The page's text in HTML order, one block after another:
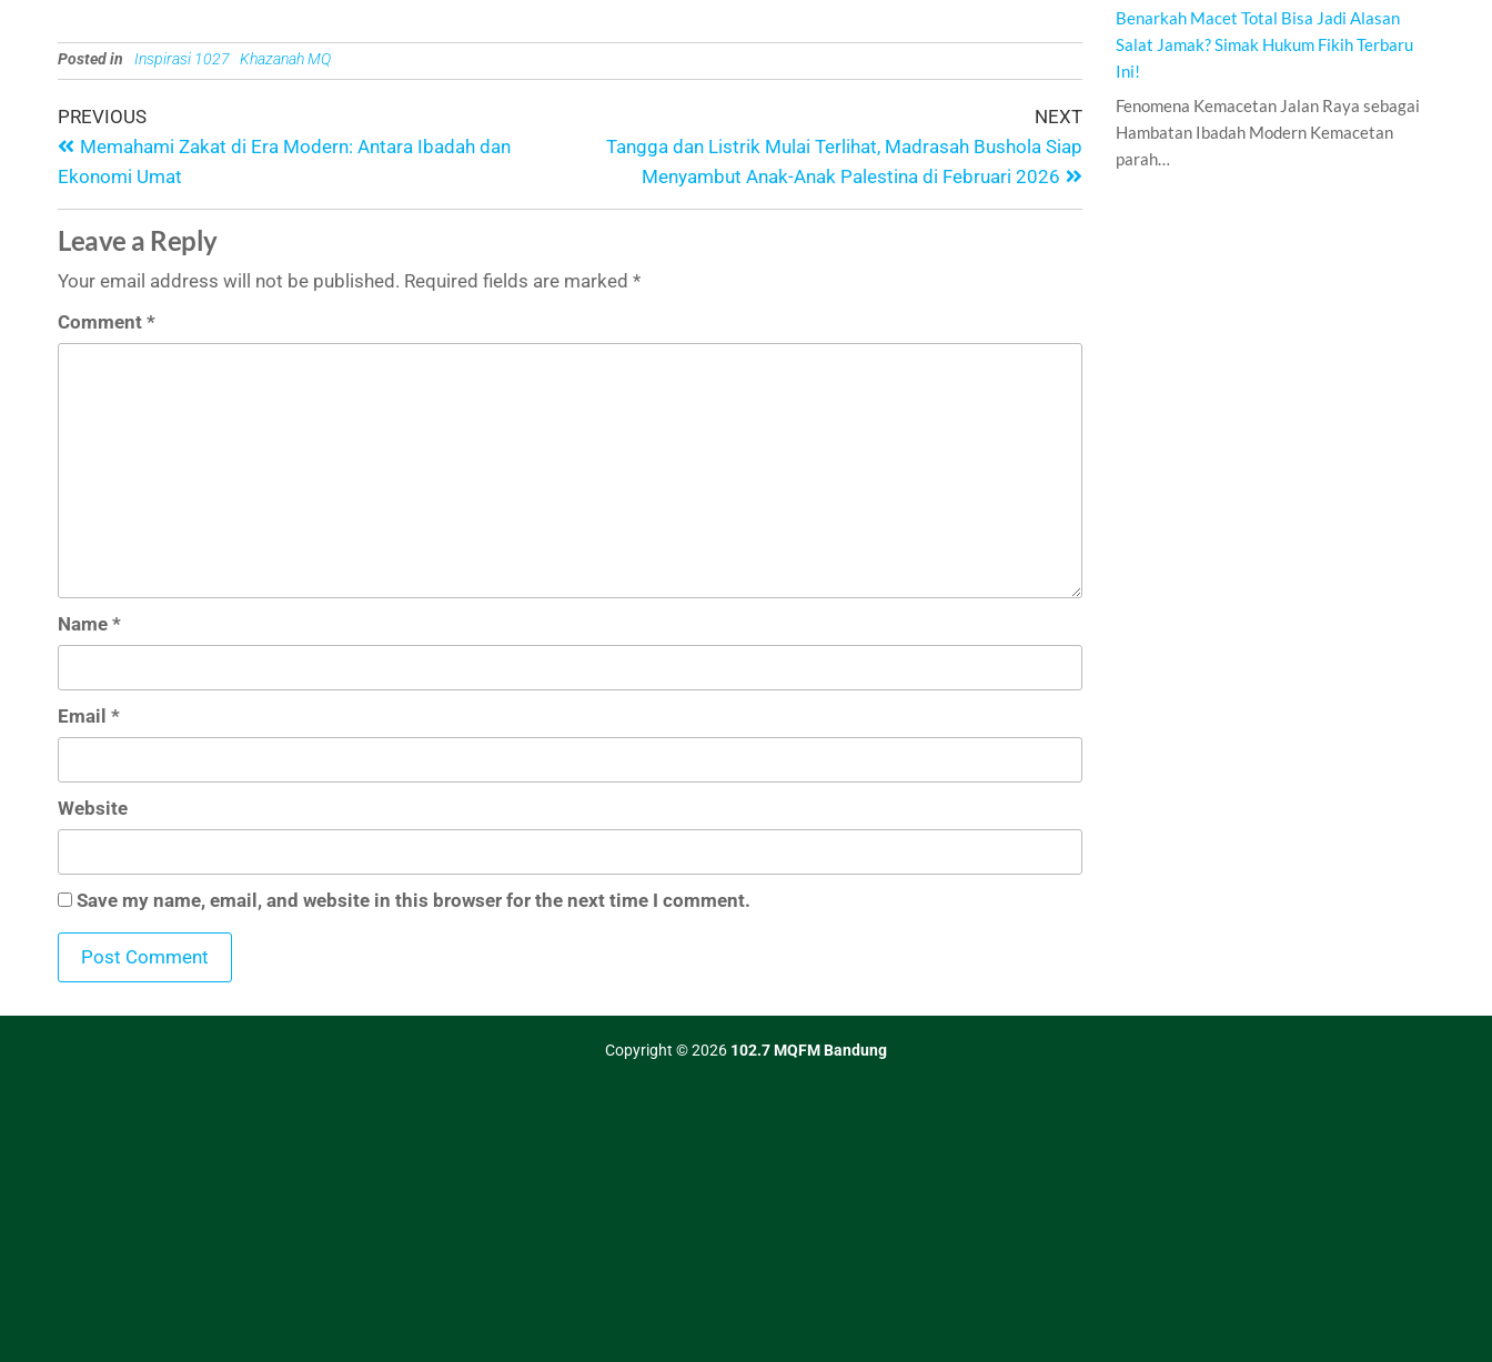
Posted in Inspirasi 1027 Khazanah MQ
PREVIOUS
Memahami Zakat di Era Modern: Antara Ibadah dan
Ekonomi Umat
NEXT
Tangga dan Listrik Mulai Terlihat, Madrasah Bushola Siap
Menyambut Anak-Anak Palestina di Februari 2026
Leave a Reply
Your email address will not be published. Required fields are marked *
Comment *
Name *
Email *
Website
Save my name, email, and website in this browser for the next time I comment.
Benarkah Macet Total Bisa Jadi Alasan
Salat Jamak? Simak Hukum Fikih Terbaru
Ini!
Fenomena Kemacetan Jalan Raya sebagai
Hambatan Ibadah Modern Kemacetan
parah…
Copyright © 2026 102.7 MQFM Bandung